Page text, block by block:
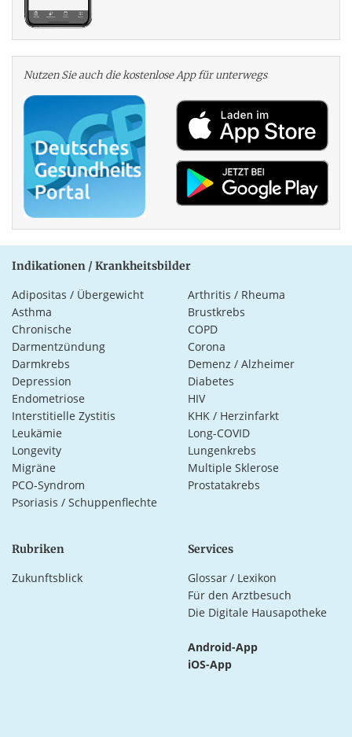
Nutzen Sie auch die kosten­lose App für unterwegs
Indikationen / Krankheitsbilder
Adipositas / Übergewicht
Arthritis / Rheuma
Asthma
Brustkrebs
Chronische
Darmentzündung
COPD
Corona
Darmkrebs
Demenz / Alzheimer
Depression
Diabetes
Endometriose
HIV
Interstitielle Zystitis
KHK / Herzinfarkt
Leukämie
Long-COVID
Longevity
Lungenkrebs
Migräne
Multiple Sklerose
PCO-Syndrom
Prostatakrebs
Psoriasis / Schuppenflechte
Rubriken
Zukunftsblick
Services
Glossar / Lexikon
Für den Arztbesuch
Die Digitale Hausapotheke
Android-App
iOS-App